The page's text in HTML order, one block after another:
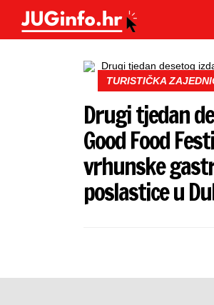
TURISTIČKA
Drugi tjedan
Good Food
vrhunske
poslastice u